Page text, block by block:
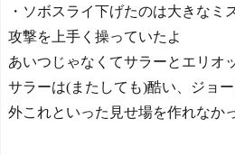
・ソボスライ下げたのは大きなミ
攻撃を上手く操っていたよ
あいつじゃなくてサラーとエリオ
サラーは(またしても)酷い、ジョ
外これといった見せ場を作れなか